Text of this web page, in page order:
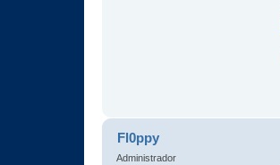
Fl0ppy
Administrador